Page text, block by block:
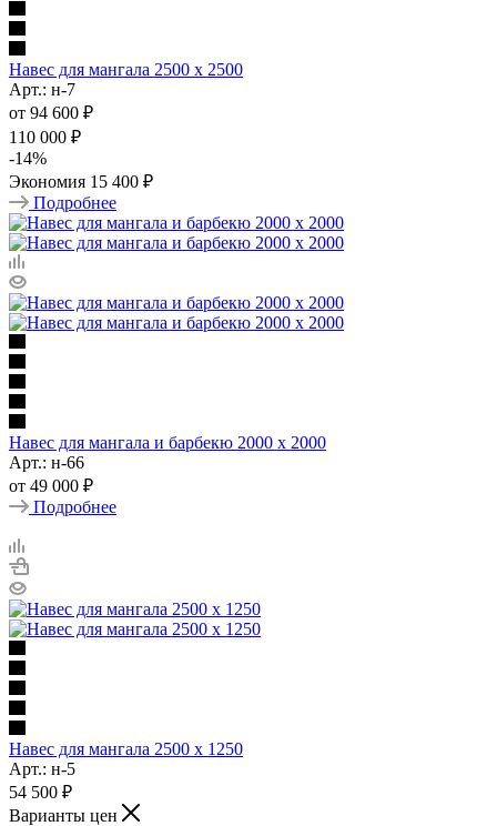
Навес для мангала 2500 х 2500
Арт.: н-7
от 94 600 ₽
110 000 ₽
-14%
Экономия 15 400 ₽
Подробнее
Навес для мангала и барбекю 2000 х 2000
Арт.: н-66
от 49 000 ₽
Подробнее
Навес для мангала 2500 х 1250
Арт.: н-5
54 500 ₽
Варианты цен